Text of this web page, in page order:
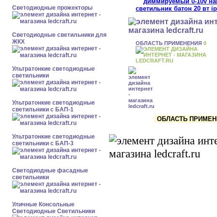
Светодиодные прожекторы
Светодиодные светильники для
ЖКХ
Ультратонкие светодиодные
светильники
Ультратонкие светодиодные
светильники с БАП-1
Ультратонкие светодиодные
светильники с БАП-3
Светодиодные фасадные
светильники
Уличные Консольные
Светодиодные Светильники
ОБЛАСТЬ ПРИМЕНЕНИЯ 0
ОБЛАСТЬ